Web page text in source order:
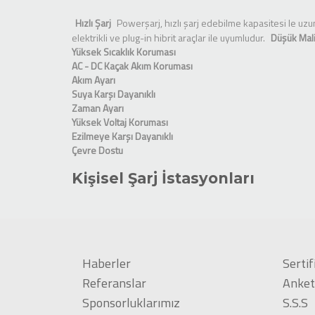
Hızlı Şarj Powerşarj, hızlı şarj edebilme kapasitesi le
elektrikli ve plug-in hibrit araçlar ile uyumludur. Düşük
Yüksek Sıcaklık Koruması
AC - DC Kaçak Akım Koruması
Akım Ayarı
Suya Karşı Dayanıklı
Zaman Ayarı
Yüksek Voltaj Koruması
Ezilmeye Karşı Dayanıklı
Çevre Dostu
Kişisel Şarj İstasyonları
bulma endişesi yaşamadan araçlarını evlerinde
Siteler İçin Şarj İstasyonları
Toplu konut veya rezidans gibi ortak yaşam alanları
Haberler
Referanslar
Sponsorluklarımız
Anket
S.S.S